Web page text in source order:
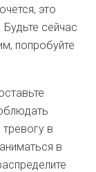
это
сейчас
попробуйте
в
в